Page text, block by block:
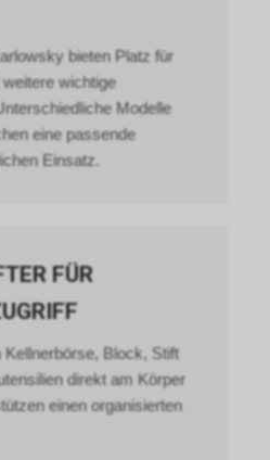
bieten Platz für
weitere wichtige
Modelle
eine passende
Einsatz.
FÜR
Kellnerbörse, Block, Stift
direkt am Körper
einen organisierten